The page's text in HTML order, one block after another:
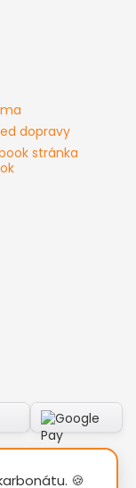
dopravy
stránka
🍪